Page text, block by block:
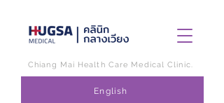
Chiang Mai Health Care Medical Clinic.
English